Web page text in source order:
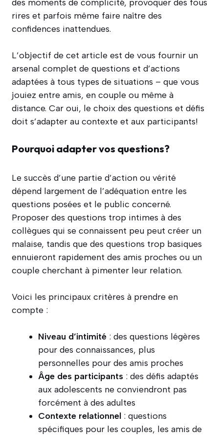
des moments de complicité, provoquer des fous
rires et parfois même faire naître des
confidences inattendues.
L’objectif de cet article est de vous fournir un
arsenal complet de questions et d’actions
adaptées à tous types de situations – que vous
jouiez entre amis, en couple ou même à
distance. Car oui, le choix des questions et défis
doit s’adapter au contexte et aux participants!
Pourquoi adapter vos questions?
Le succès d’une partie d’action ou vérité
dépend largement de l’adéquation entre les
questions posées et le public concerné.
Proposer des questions trop intimes à des
collègues qui se connaissent peu peut créer un
malaise, tandis que des questions trop basiques
ennuieront rapidement des amis proches ou un
couple cherchant à pimenter leur relation.
Voici les principaux critères à prendre en
compte :
Niveau d’intimité : des questions légères
pour des connaissances, plus
personnelles pour des amis proches
Âge des participants : des défis adaptés
aux adolescents ne conviendront pas
forcément à des adultes
Contexte relationnel : questions
spécifiques pour les couples, les amis de